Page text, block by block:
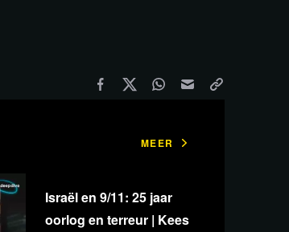
MEER
Israël en 9/11: 25 jaar
oorlog en terreur | Kees